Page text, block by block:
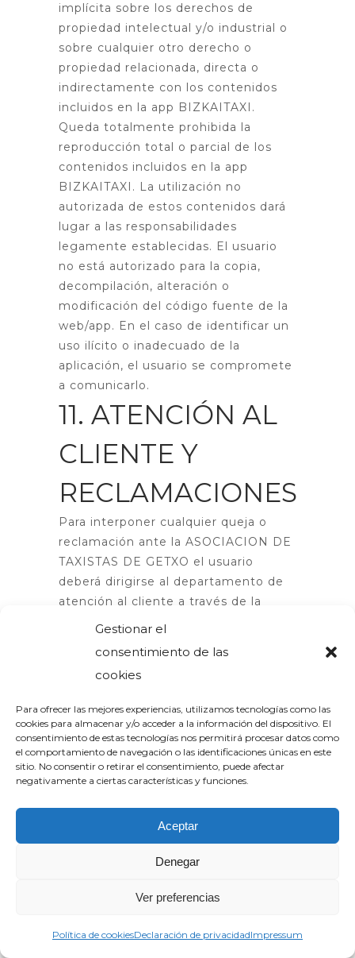
Gestionar el
consentimiento de las
cookies
Para ofrecer las mejores experiencias, utilizamos tecnologías como las
cookies para almacenar y/o acceder a la información del dispositivo. El
consentimiento de estas tecnologías nos permitirá procesar datos como
el comportamiento de navegación o las identificaciones únicas en este
sitio. No consentir o retirar el consentimiento, puede afectar
negativamente a ciertas características y funciones.
Aceptar
Denegar
Ver preferencias
Política de cookiesDeclaración de privacidadImpressum
implícita sobre los derechos de
propiedad intelectual y/o industrial o
sobre cualquier otro derecho o
propiedad relacionada, directa o
indirectamente con los contenidos
incluidos en la app BIZKAITAXI.
Queda totalmente prohibida la
reproducción total o parcial de los
contenidos incluidos en la app
BIZKAITAXI. La utilización no
autorizada de estos contenidos dará
lugar a las responsabilidades
legamente establecidas. El usuario
no está autorizado para la copia,
decompilación, alteración o
modificación del código fuente de la
web/app. En el caso de identificar un
uso ilícito o inadecuado de la
aplicación, el usuario se compromete
a comunicarlo.
11. ATENCIÓN AL
CLIENTE Y
RECLAMACIONES
Para interponer cualquier queja o
reclamación ante la ASOCIACION DE
TAXISTAS DE GETXO el usuario
deberá dirigirse al departamento de
atención al cliente a través de la
dirección de correo electrónico
Según la Resolución de litigios en
línea en materia de consumo de la
Reglamento (UE) 524/2013, le
informamos que la Comisión Europea
facilita a todos los consumidores una
plataforma de resolución de litigios
12. LEGISLACIÓN
APLICABLE Y
JURISDICCIÓN